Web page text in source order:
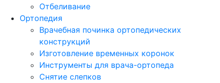
Отбеливание
Ортопедия
Врачебная починка ортопедических
конструкций
Изготовление временных коронок
Инструменты для врача-ортопеда
Снятие слепков